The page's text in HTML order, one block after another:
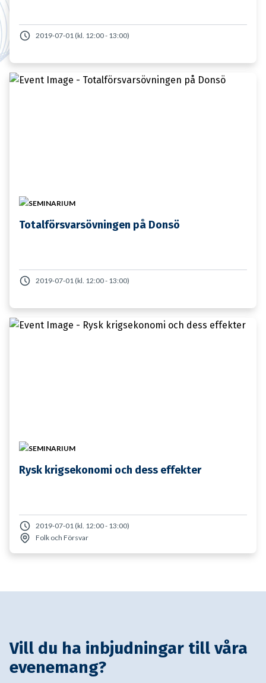
2019-07-01 (kl. 12:00 - 13:00)
SEMINARIUM
Totalförsvarsövningen på Donsö
2019-07-01 (kl. 12:00 - 13:00)
SEMINARIUM
Rysk krigsekonomi och dess effekter
2019-07-01 (kl. 12:00 - 13:00)
Folk och Försvar
Vill du ha inbjudningar till våra
evenemang?